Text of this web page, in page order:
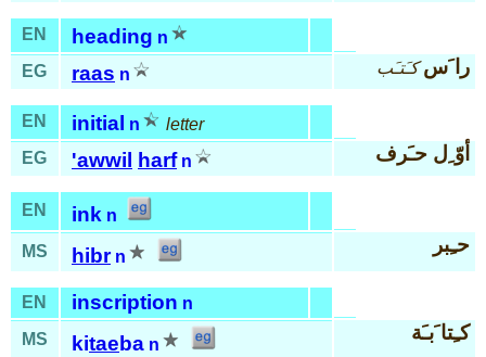
EN heading n
EG
raas n را َس كـَتـَب
EN initial n
letter
EG
'awwil harf n أوّ ِل حـَرف
EN ink n
MS
hibr n
حـِبر
EN inscription n
MS
kitaeba n
كـِتا َبـَة